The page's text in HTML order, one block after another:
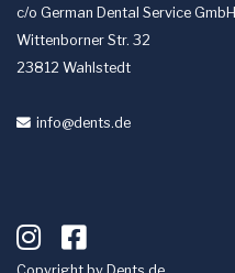
c/o German Dental Service GmbH
Wittenborner Str. 32
23812 Wahlstedt
info@dents.de